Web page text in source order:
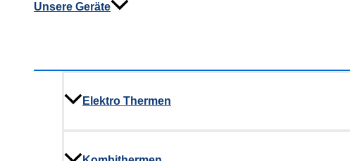
Unsere Geräte
Elektro Thermen